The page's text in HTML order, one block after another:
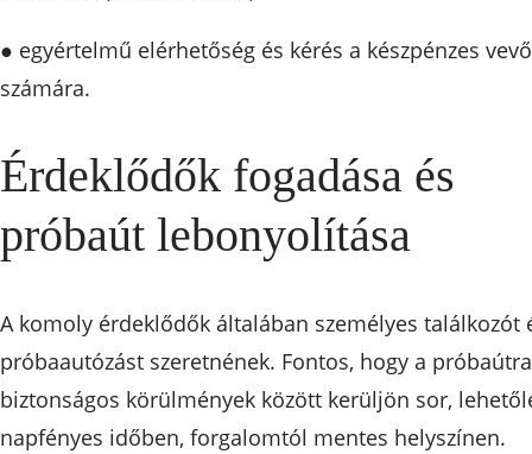
● egyértelmű elérhetőség és kérés a készpénzes
számára.
Érdeklődők fogadása és
próbaút lebonyolítása
A komoly érdeklődők általában személyes találkozót
próbaautózást szeretnének. Fontos, hogy a próbaútra
biztonságos körülmények között kerüljön sor,
napfényes időben, forgalomtól mentes helyszínen.